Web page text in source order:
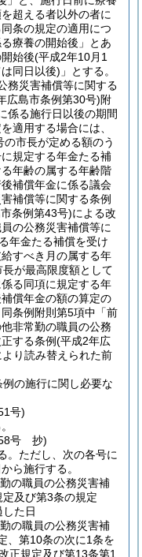
超える者以外の者に
条の規定の適用につ
療養の開始後」とあ
始後(平成2年10月1
同日以後) 」とする。
務災害補償等に関する
広島市条例第30号)附
係る施行日以後の期間
適用する場合には、
市長が定める額のう
規定する年金たる補
年齢の属する年齢階
補償年金に係る議会
補償等に関する条例
条例第43号)による改
の公務災害補償等に
年金たる補償を受け
すべき月の属する年
が最高限度額として
る同項に規定する年
償年金の額の算定の
条例附則第5項中「前
非常勤の職員の公務
する条例(平成2年広
り読み替えられた前
の施行に関し必要な
号)
号 抄)
。 ただし、次の各号に
ら施行する。
の職員の公務災害補
定及び第3条の規定
た日
の職員の公務災害補
、第10条の次に1条を
正規定及び第13条第1